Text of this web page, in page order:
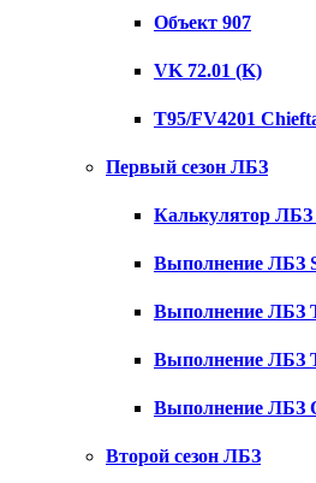
Объект 907
VK 72.01 (K)
T95/FV4201
Первый сезон ЛБЗ
Калькулятор ЛБЗ
Выполнение ЛБЗ
Выполнение ЛБЗ
Выполнение ЛБЗ
Выполнение ЛБЗ
Второй сезон ЛБЗ